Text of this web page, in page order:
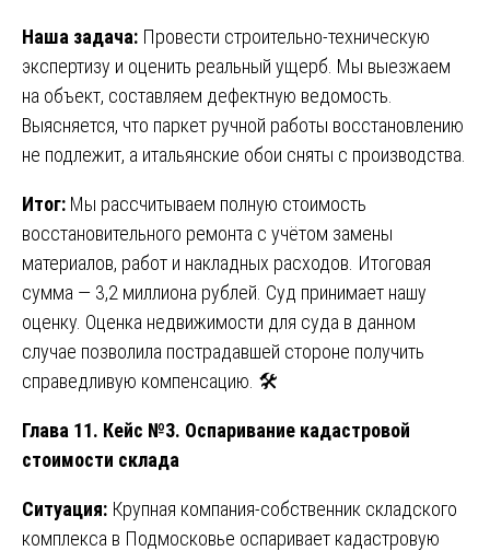
Наша задача: Провести строительно-техническую
экспертизу и оценить реальный ущерб. Мы выезжаем
на объект, составляем дефектную ведомость.
Выясняется, что паркет ручной работы восстановлению
не подлежит, а итальянские обои сняты с производства.
Итог: Мы рассчитываем полную стоимость
восстановительного ремонта с учётом замены
материалов, работ и накладных расходов. Итоговая
сумма — 3,2 миллиона рублей. Суд принимает нашу
оценку. Оценка недвижимости для суда в данном
случае позволила пострадавшей стороне получить
справедливую компенсацию. 🛠️
Глава 11. Кейс №3. Оспаривание кадастровой
стоимости склада
Ситуация: Крупная компания-собственник складского
комплекса в Подмосковье оспаривает кадастровую